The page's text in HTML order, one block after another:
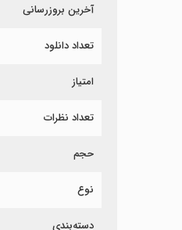
آخرین بروزرسانی
تعداد دانلود
امتیاز
تعداد نظرات
حجم
نوع
دسته‌بندی